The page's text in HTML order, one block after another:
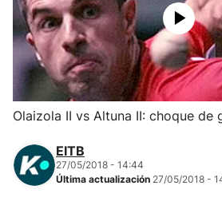
Ciclismo
Herri-kirolak
Balonmano
Kirolak 360
Olaizola II vs Altuna II: choque de
EITB
27/05/2018 - 14:44
Última actualización 27/05/2018 -